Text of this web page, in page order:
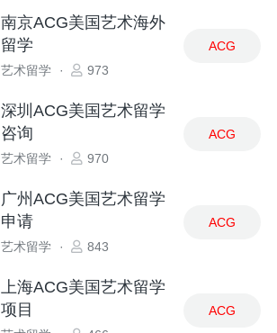
南京ACG美国艺术海外
留学
艺术留学 · 973
ACG
深圳ACG美国艺术留学
咨询
艺术留学 · 970
ACG
广州ACG美国艺术留学
申请
艺术留学 · 843
ACG
上海ACG美国艺术留学
项目
ACG